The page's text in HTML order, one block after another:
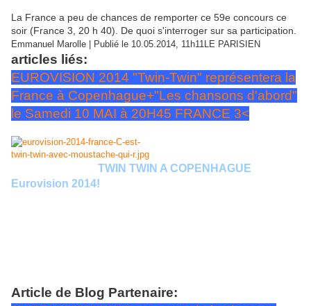
La France a peu de chances de remporter ce 59e concours ce
soir (France 3, 20 h 40). De quoi s'interroger sur sa participation.
Emmanuel Marolle | Publié le 10.05.2014, 11h11LE PARISIEN
articles liés:
EUROVISION 2014 "Twin-Twin" représentera la
France à Copenhague+"Les chansons d'abord"
le Samedi 10 MAI à 20H45 FRANCE 3<
TWIN TWIN A COPENHAGUE
Eurovision 2014!
Article de Blog Partenaire: